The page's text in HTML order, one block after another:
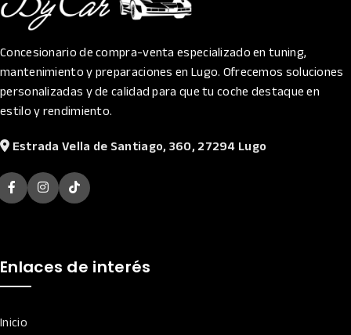
Concesionario de compra-venta especializado en tuning,
mantenimiento y preparaciones en Lugo. Ofrecemos soluciones
personalizadas y de calidad para que tu coche destaque en
estilo y rendimiento.
Estrada Vella de Santiago, 360, 27294 Lugo
Enlaces de interés
Inicio